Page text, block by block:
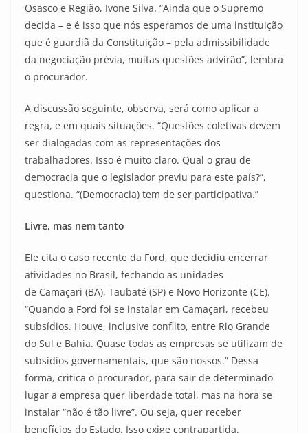
Osasco e Região, Ivone Silva. “Ainda que o Supremo
decida – e é isso que nós esperamos de uma instituição
que é guardiã da Constituição – pela admissibilidade
da negociação prévia, muitas questões advirão”, lembra
o procurador.
A discussão seguinte, observa, será como aplicar a
regra, e em quais situações. “Questões coletivas devem
ser dialogadas com as representações dos
trabalhadores. Isso é muito claro. Qual o grau de
democracia que o legislador previu para este país?”,
questiona. “(Democracia) tem de ser participativa.”
Livre, mas nem tanto
Ele cita o caso recente da Ford, que decidiu encerrar
atividades no Brasil, fechando as unidades
de Camaçari (BA), Taubaté (SP) e Novo Horizonte (CE).
“Quando a Ford foi se instalar em Camaçari, recebeu
subsídios. Houve, inclusive conflito, entre Rio Grande
do Sul e Bahia. Quase todas as empresas se utilizam de
subsídios governamentais, que são nossos.” Dessa
forma, critica o procurador, para sair de determinado
lugar a empresa quer liberdade total, mas na hora se
instalar “não é tão livre”. Ou seja, quer receber
benefícios do Estado. Isso exige contrapartida.